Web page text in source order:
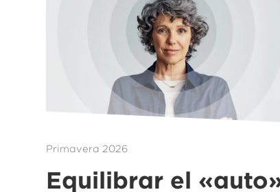
Primavera 2026
Equilibrar el